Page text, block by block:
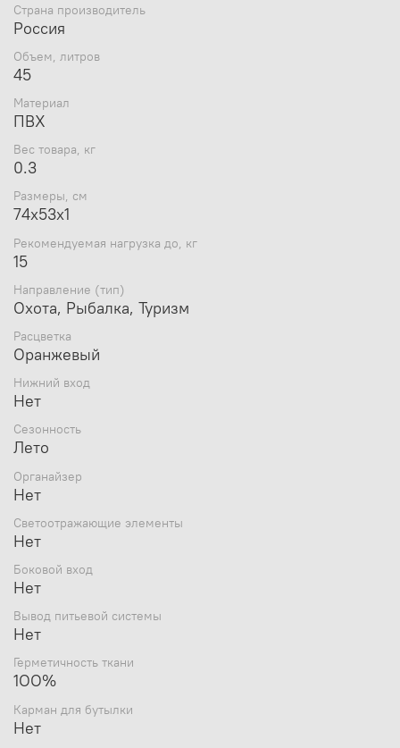
сырой снег и грязь
Дополнительно в комплекте съёмная лямка
из усиленной стропы для переноски на плече
Рекомендации по уходу
уходу на ярлыке изделия.
Отбеливание: Отбеливание запрещено.
Сушка: Сушка в вертикальном положении без
Глажка: Глажение запрещено.
Страна производитель
Россия
Объем, литров
45
Материал
ПВХ
Вес товара, кг
0.3
Размеры, см
74х53х1
Рекомендуемая нагрузка до, кг
15
Направление (тип)
Охота, Рыбалка, Туризм
Расцветка
Оранжевый
Нижний вход
Нет
Сезонность
Лето
Органайзер
Нет
Светоотражающие элементы
Нет
Боковой вход
Нет
Вывод питьевой системы
Нет
Герметичность ткани
1ОО%
Карман для бутылки
Нет